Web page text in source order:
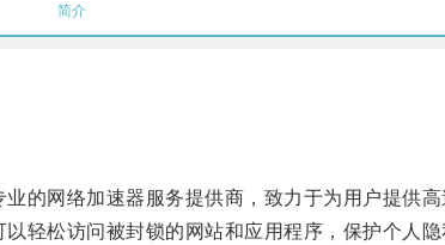
简介
网络加速器服务提供商，致力于为用户提供高
松访问被封锁的网站和应用程序，保护个人隐